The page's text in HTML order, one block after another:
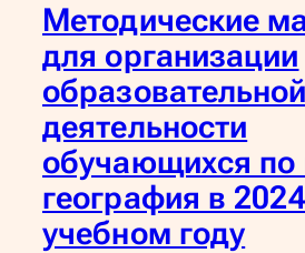
Методические
для организации
образовательной
деятельности
обучающихся по
география в
учебном году